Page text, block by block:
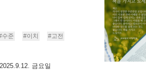
수준 #이치
#고전
2025.9.12. 금요일